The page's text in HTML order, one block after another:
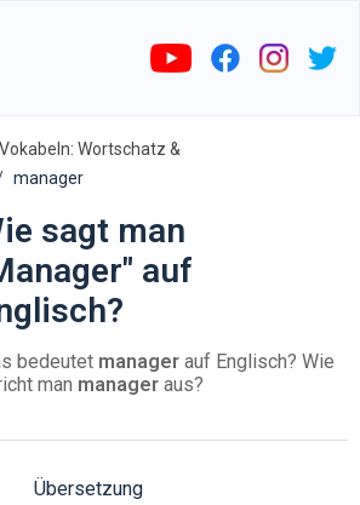
Wortschatz &
manager
sagt man
auf
bedeutet manager auf Englisch? Wie
man manager aus?
Übersetzung